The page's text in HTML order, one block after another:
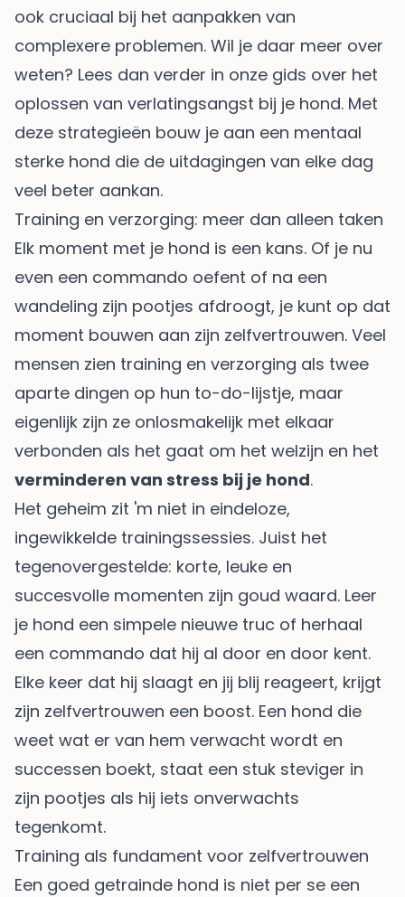
ook cruciaal bij het aanpakken van
complexere problemen. Wil je daar meer over
weten? Lees dan verder in onze gids over het
oplossen van verlatingsangst bij je hond. Met
deze strategieën bouw je aan een mentaal
sterke hond die de uitdagingen van elke dag
veel beter aankan.
Training en verzorging: meer dan alleen taken
Elk moment met je hond is een kans. Of je nu
even een commando oefent of na een
wandeling zijn pootjes afdroogt, je kunt op dat
moment bouwen aan zijn zelfvertrouwen. Veel
mensen zien training en verzorging als twee
aparte dingen op hun to-do-lijstje, maar
eigenlijk zijn ze onlosmakelijk met elkaar
verbonden als het gaat om het welzijn en het
verminderen van stress bij je hond.
Het geheim zit 'm niet in eindeloze,
ingewikkelde trainingssessies. Juist het
tegenovergestelde: korte, leuke en
succesvolle momenten zijn goud waard. Leer
je hond een simpele nieuwe truc of herhaal
een commando dat hij al door en door kent.
Elke keer dat hij slaagt en jij blij reageert, krijgt
zijn zelfvertrouwen een boost. Een hond die
weet wat er van hem verwacht wordt en
successen boekt, staat een stuk steviger in
zijn pootjes als hij iets onverwachts
tegenkomt.
Training als fundament voor zelfvertrouwen
Een goed getrainde hond is niet per se een